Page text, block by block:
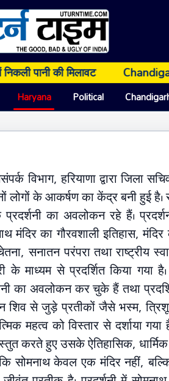
की मिलावट Chandigarh:
Haryana Political
प्रदर्शनी बनी जिला
विभाग, हरियाणा द्वारा जिला
लोगों के आकर्षण का केंद्र बनी हुई है।
का अवलोकन रहे हैं।
का गौरवशाली इतिहास, मंदिर
सनातन परंपरा तथा राष्ट्रीय
के माध्यम से प्रदर्शित किया
का अवलोकन कर चुके हैं तथा
शिव से जुड़े प्रतीकों जैसे भस्म,
महत्व को विस्तार से दर्शाया
करते हुए उसके ऐतिहासिक,
कि सोमनाथ केवल एक मंदिर नहीं,